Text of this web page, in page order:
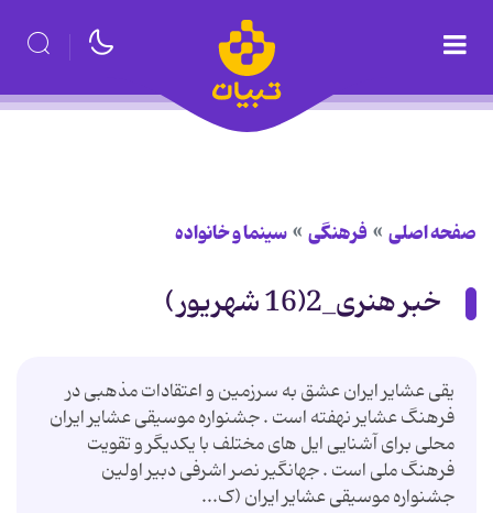
صفحه اصلی فرهنگی سینما و خانواده
خبر هنری_2(16 شهریور )
یقی عشایر ایران عشق به سرزمین و اعتقادات مذهبی در
فرهنگ عشایر نهفته است . جشنواره موسیقی عشایر ایران
محلی برای آشنایی ایل های مختلف با یکدیگر و تقویت
فرهنگ ملی است . جهانگیر نصر اشرفی دبیر اولین
جشنواره موسیقی عشایر ایران (ک...